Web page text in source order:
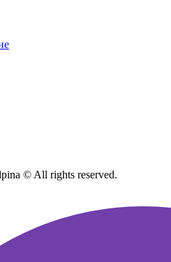
© All rights reserved.